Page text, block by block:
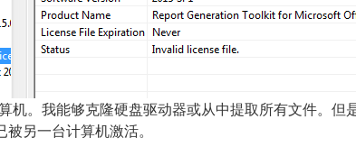
机。我能够克隆硬盘驱动器或从中提取所有文件。
另一台计算机激活。